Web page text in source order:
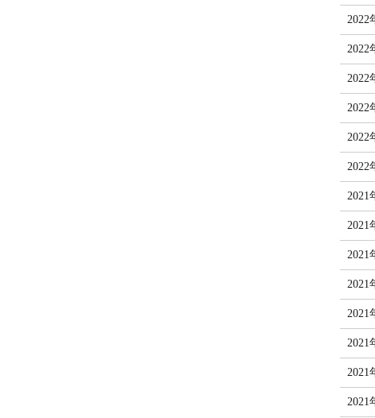
2022
2022
2022
2022
2022
2022
2021
2021
2021
2021
2021
2021
2021
2021